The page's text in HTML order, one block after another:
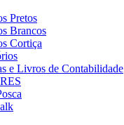
Pretos
Brancos
Cortiça
e Livros de Contabilidade